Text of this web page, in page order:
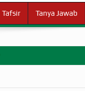
Tafsir Tanya Jawab